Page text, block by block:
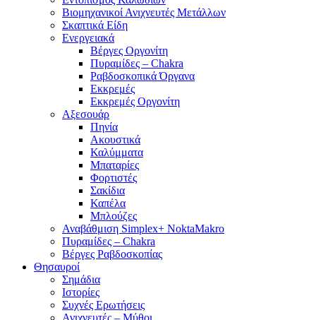
Βιομηχανικοί Ανιχνευτές Μετάλλων
Σκαπτικά Είδη
Ενεργειακά
Βέργες Οργονίτη
Πυραμίδες – Chakra
Ραβδοσκοπικά Όργανα
Εκκρεμές
Εκκρεμές Οργονίτη
Αξεσουάρ
Πηνία
Ακουστικά
Καλύμματα
Μπαταρίες
Φορτιστές
Σακίδια
Καπέλα
Μπλούζες
Αναβάθμιση Simplex+ NoktaMakro
Πυραμίδες – Chakra
Βέργες Ραβδοσκοπίας
Θησαυροί
Σημάδια
Ιστορίες
Συχνές Ερωτήσεις
Ανιχνευτές – Μύθοι